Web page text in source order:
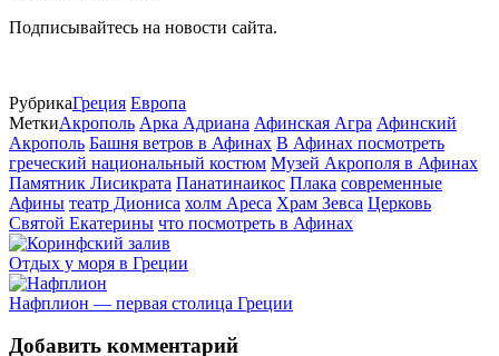
Подписывайтесь на новости сайта.
РубрикаГреция Европа
МеткиАкрополь Арка Адриана Афинская Агра Афинский
Акрополь Башня ветров в Афинах В Афинах посмотреть
греческий национальный костюм Музей Акрополя в Афинах
Памятник Лисикрата Панатинаикос Плака современные
Афины театр Диониса холм Ареса Храм Зевса Церковь
Святой Екатерины что посмотреть в Афинах
Отдых у моря в Греции
Нафплион — первая столица Греции
Добавить комментарий